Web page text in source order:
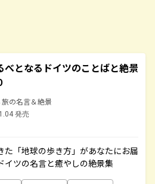
べとなるドイツのことばと絶景
旅の名言＆絶景
発売
た「地球の歩き方」があなたにお届
イツの名言と癒やしの絶景集